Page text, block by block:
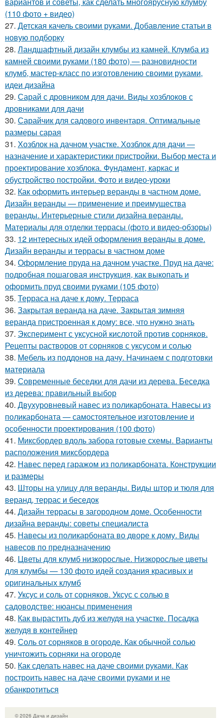
(110 фото + видео)
27. Детская качель своими руками. Добавление статьи в
новую подборку
28. Ландшафтный дизайн клумбы из камней. Клумба из
камней своими руками (180 фото) — разновидности
клумб, мастер-класс по изготовлению своими руками,
идеи дизайна
29. Сарай с дровником для дачи. Виды хозблоков с
дровниками для дачи
30. Сарайчик для садового инвентаря. Оптимальные
размеры сарая
31. Хозблок на дачном участке. Хозблок для дачи —
назначение и характеристики пристройки. Выбор места и
проектирование хозблока. Фундамент, каркас и
обустройство постройки. Фото и видео-уроки
32. Как оформить интерьер веранды в частном доме.
Дизайн веранды — применение и преимущества
веранды. Интерьерные стили дизайна веранды.
Материалы для отделки террасы (фото и видео-обзоры)
33. 12 интересных идей оформления веранды в доме.
Дизайн веранды и террасы в частном доме
34. Оформление пруда на дачном участке. Пруд на даче:
подробная пошаговая инструкция, как выкопать и
оформить пруд своими руками (105 фото)
35. Терраса на даче к дому. Терраса
36. Закрытая веранда на даче. Закрытая зимняя
веранда пристроенная к дому: все, что нужно знать
37. Эксперимент с уксусной кислотой против сорняков.
Рецепты растворов от сорняков с уксусом и солью
38. Мебель из поддонов на дачу. Начинаем с подготовки
материала
39. Современные беседки для дачи из дерева. Беседка
из дерева: правильный выбор
40. Двухуровневый навес из поликарбоната. Навесы из
поликарбоната — самостоятельное изготовление и
особенности проектирования (100 фото)
41. Миксбордер вдоль забора готовые схемы. Варианты
расположения миксбордера
42. Навес перед гаражом из поликарбоната. Конструкции
и размеры
43. Шторы на улицу для веранды. Виды штор и тюля для
веранд, террас и беседок
44. Дизайн террасы в загородном доме. Особенности
дизайна веранды: советы специалиста
45. Навесы из поликарбоната во дворе к дому. Виды
навесов по предназначению
46. Цветы для клумб низкорослые. Низкорослые цветы
для клумбы — 130 фото идей создания красивых и
оригинальных клумб
47. Уксус и соль от сорняков. Уксус с солью в
садоводстве: нюансы применения
48. Как вырастить дуб из желудя на участке. Посадка
желудя в контейнер
49. Соль от сорняков в огороде. Как обычной солью
уничтожить сорняки на огороде
50. Как сделать навес на даче своими руками. Как
построить навес на даче своими руками и не
обанкротиться
© 2026 Дача и дизайн